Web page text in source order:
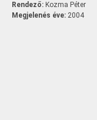
Rendező: Kozma Péter
Megjelenés éve: 2004